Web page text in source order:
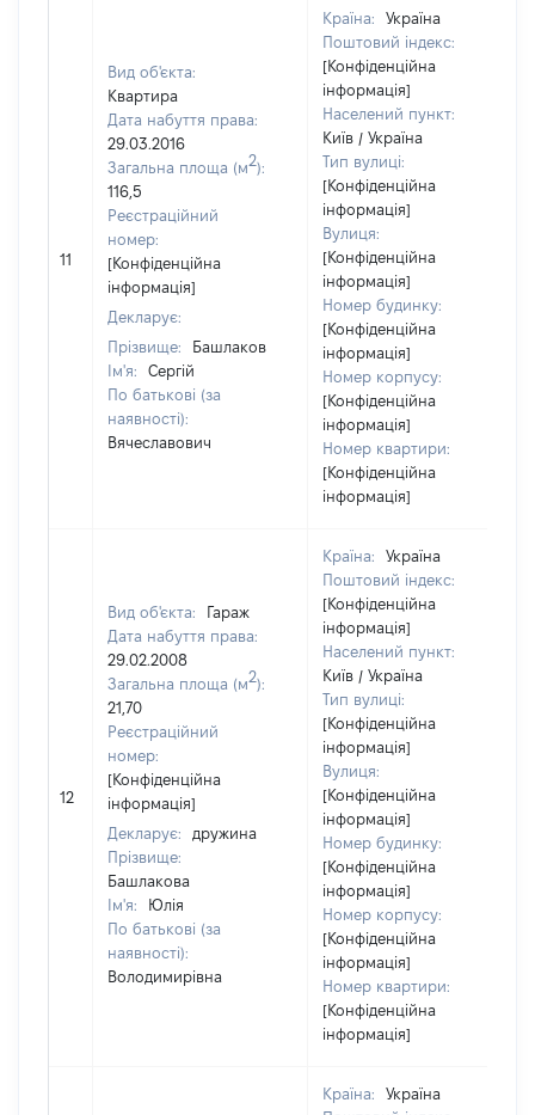
11
Вид об'єкта:
Квартира
Дата набуття права:
29.03.2016
Загальна площа (м2):
116,5
Реєстраційний
номер:
[Конфіденційна
інформація]
Декларує:
Прізвище:
Башлаков
Ім'я:
Сергій
По батькові (за
наявності):
Вячеславович
Країна:
Україна
Поштовий індекс:
[Конфіденційна
інформація]
Населений пункт:
Київ / Україна
Тип вулиці:
[Конфіденційна
інформація]
Вулиця:
[Конфіденційна
інформація]
Номер будинку:
[Конфіденційна
інформація]
Номер корпусу:
[Конфіденційна
інформація]
Номер квартири:
[Конфіденційна
інформація]
12
Вид об'єкта:
Гараж
Дата набуття права:
29.02.2008
Загальна площа (м2):
21,70
Реєстраційний
номер:
[Конфіденційна
інформація]
Декларує:
дружина
Прізвище:
Башлакова
Ім'я:
Юлія
По батькові (за
наявності):
Володимирівна
Країна:
Україна
Поштовий індекс:
[Конфіденційна
інформація]
Населений пункт:
Київ / Україна
Тип вулиці:
[Конфіденційна
інформація]
Вулиця:
[Конфіденційна
інформація]
Номер будинку:
[Конфіденційна
інформація]
Номер корпусу:
[Конфіденційна
інформація]
Номер квартири:
[Конфіденційна
інформація]
Країна:
Україна